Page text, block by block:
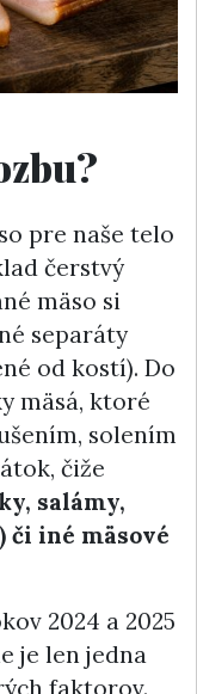
pre naše telo
čerstvý
mäso si
separáty
od kostí). Do
mäsá, ktoré
solením
čiže
salámy,
či iné mäsové
2024 a 2025
je len jedna
faktorov.